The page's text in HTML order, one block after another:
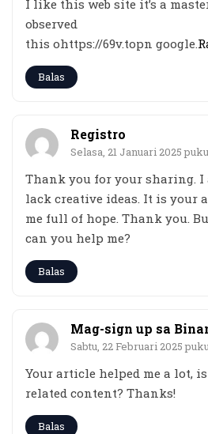
I like this web site it’s a
observed
this ohttps://69v.topn google.
Balas
Registro
Selasa, 21 Januari 2025
Thank you for your sharing.
lack creative ideas. It is your
me full of hope. Thank you.
can you help me?
Balas
Mag-sign up sa
Sabtu, 22 Februari 2025
Your article helped me a lot,
related content? Thanks!
Balas